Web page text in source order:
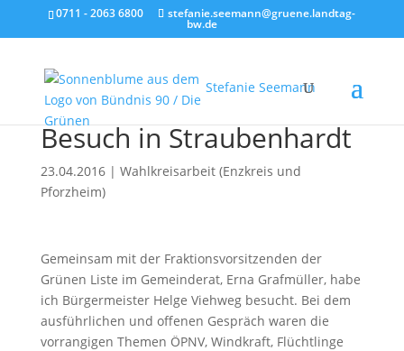
0711 - 2063 6800 stefanie.seemann@gruene.landtag-
bw.de
Stefanie Seemann
Besuch in Straubenhardt
23.04.2016| Wahlkreisarbeit (Enzkreis und
Pforzheim)
Gemeinsam mit der Fraktionsvorsitzenden der
Grünen Liste im Gemeinderat, Erna Grafmüller, habe
ich Bürgermeister Helge Viehweg besucht. Bei dem
ausführlichen und offenen Gespräch waren die
vorrangigen Themen ÖPNV, Windkraft, Flüchtlinge